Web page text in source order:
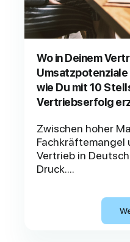
Wo in Deinem
Umsatzpotenziale
wie Du mit 10
Vertriebserfolg
Zwischen hoher
Fachkräftemangel
Vertrieb in
Druck....